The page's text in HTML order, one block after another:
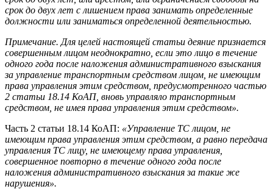
срок до двух лет с лишением права занимать определенные
должности или заниматься определенной деятельностью.
Примечание. Для целей настоящей статьи деяние признается
совершенным лицом неоднократно, если это лицо в течение
одного года после наложения административного взыскания
за управление транспортным средством лицом, не имеющим
права управления этим средством, предусмотренного частью
2 статьи 18.14 КоАП, вновь управляло транспортным
средством, не имея права управления этим средством».
Часть 2 статьи 18.14 КоАП: «Управление ТС лицом, не
имеющим права управления этим средством, а равно передача
управления ТС лицу, не имеющему права управления,
совершенное повторно в течение одного года после
наложения административного взыскания за такие же
нарушения».